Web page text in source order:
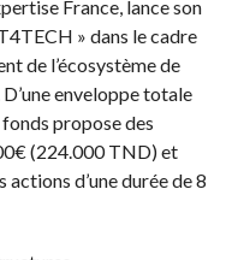
France, lance son
» dans le cadre
de l’écosystème de
enveloppe totale
propose des
(224.000 TND) et
d’une durée de 8